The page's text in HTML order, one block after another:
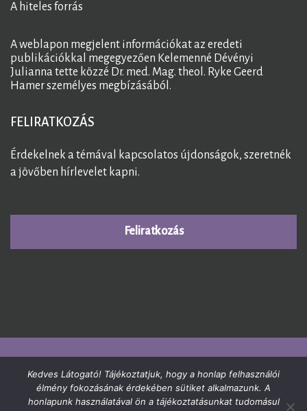
A hiteles forrás
A weblapon megjelent információkat az eredeti
publikációkkal megegyezően Kelemenné Dévényi
Julianna tette közzé Dr. med. Mag. theol. Ryke Geerd
Hamer személyes megbízásából.
FELIRATKOZÁS
Érdekelnek a témával kapcsolatos újdonságok, szeretnék
a jövőben hírlevelet kapni.
Feliratkozás
© 2026GermánGyógytudomány. All Rights Reserved.
germangyogytudomany.hu | +36-20-915-4715 |
Kedves Látogató! Tájékoztatjuk, hogy a honlap felhasználói
élmény fokozásának érdekében sütiket alkalmazunk. A
honlapunk használatával ön a tájékoztatásunkat tudomásul